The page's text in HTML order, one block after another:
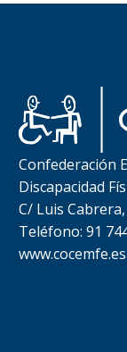
Confederación
Discapacidad
C/ Luis
Teléfono: 91
www.cocemfe.es